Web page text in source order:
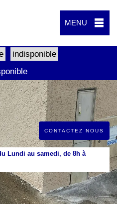
MENU
indisponible
CONTACTEZ NOUS
Lundi au samedi, de 8h à